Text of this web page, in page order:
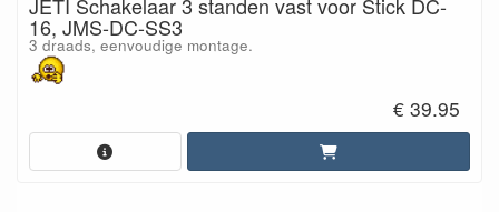
16, JMS-DC-SS3
3 draads, eenvoudige montage.
€ 39.95